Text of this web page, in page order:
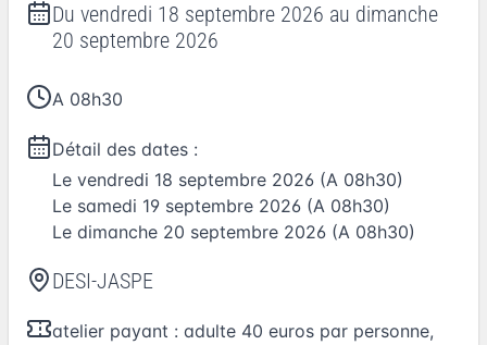
Du vendredi 18 septembre 2026 au dimanche
20 septembre 2026
A 08h30
Détail des dates :
Le vendredi 18 septembre 2026 (A 08h30)
Le samedi 19 septembre 2026 (A 08h30)
Le dimanche 20 septembre 2026 (A 08h30)
DESI-JASPE
atelier payant : adulte 40 euros par personne,